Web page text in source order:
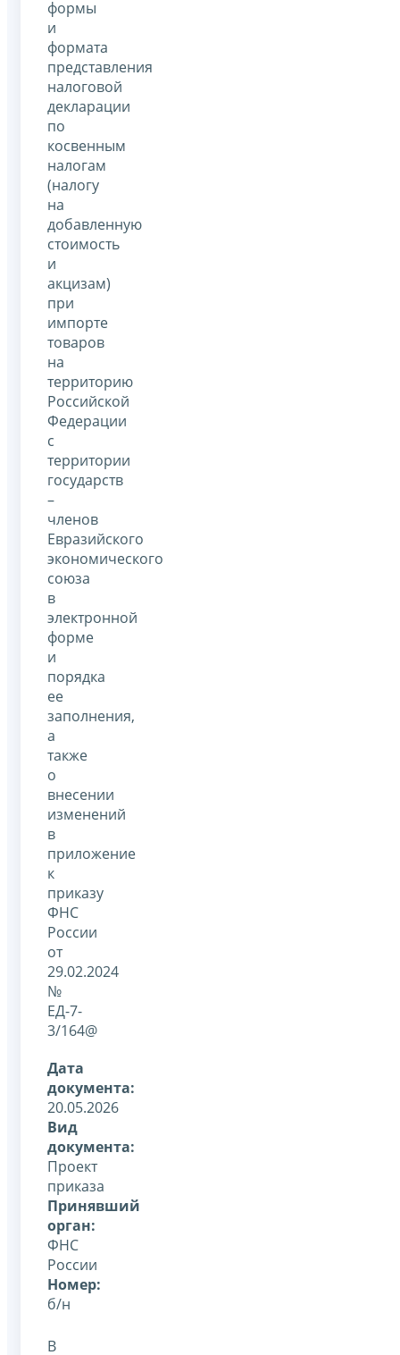
формы
и
формата
представления
налоговой
декларации
по
косвенным
налогам
(налогу
на
добавленную
стоимость
и
акцизам)
при
импорте
товаров
на
территорию
Российской
Федерации
с
территории
государств
–
членов
Евразийского
экономического
союза
в
электронной
форме
и
порядка
ее
заполнения,
а
также
о
внесении
изменений
в
приложение
к
приказу
ФНС
России
от
29.02.2024
№
ЕД-7-
3/164@
Дата
документа:
20.05.2026
Вид
документа:
Проект
приказа
Принявший
орган:
ФНС
России
Номер:
б/н
В